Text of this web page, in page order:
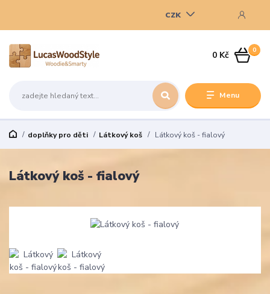
Menu
CZK
0
0 Kč
doplňky pro děti Látkový koš Látkový koš - fialový
Látkový koš - fialový